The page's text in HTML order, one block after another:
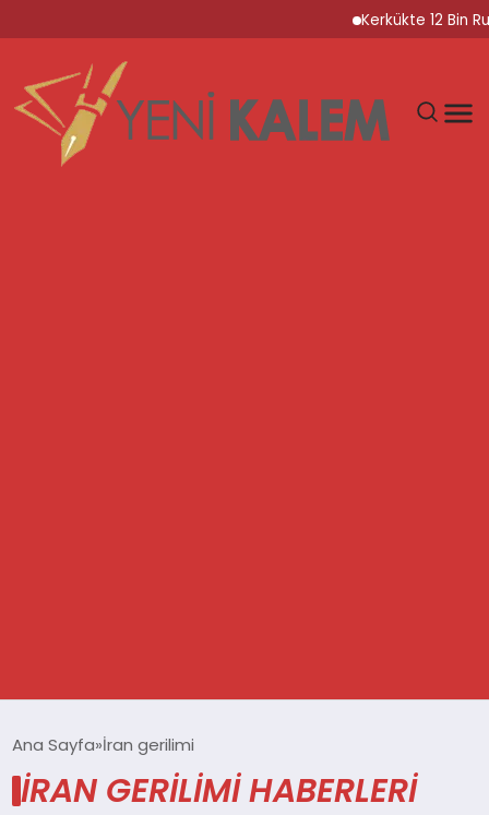
Kerkükte 12 Bin
SPOR
Ana Sayfa İran gerilimi
İRAN GERILIMI HABERLERI